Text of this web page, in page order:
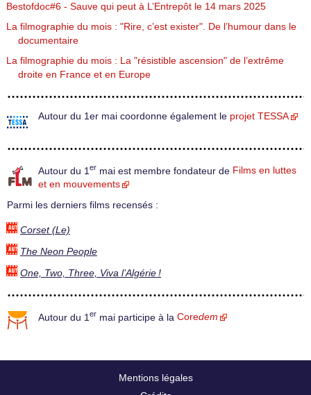
Bestofdoc#6 - Sauve qui peut à L’Entrepôt le 14 mars 2025
La filmographie du mois : "Rire, c’est exister". De l’humour dans le
documentaire
La filmographie du mois : La "résistible ascension" de l’extrême
droite en France et en Europe
Autour du 1er mai coordonne également le projet TESSA
Autour du 1 er mai est membre fondateur de Films en luttes
et en mouvements
Parmi les derniers films recensés :
Corset (Le)
The Neon People
One, Two, Three, Viva l’Algérie !
Autour du 1 er mai participe à la Coredem
Mentions légales